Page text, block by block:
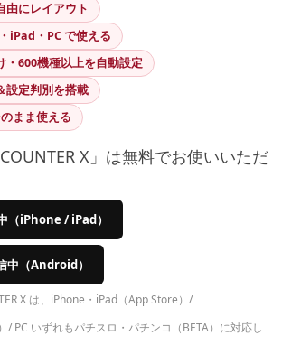
由にレイアウト
iPad・PC で使える
・600機種以上を自動設定
設定判別を搭載
まま使える
X」は無料でお使いいただ
（iPhone / iPad）
中（Android）
X は、iPhone・iPad（App Store）/
PC いずれもパチスロ・パチンコ（BETA）に対応し